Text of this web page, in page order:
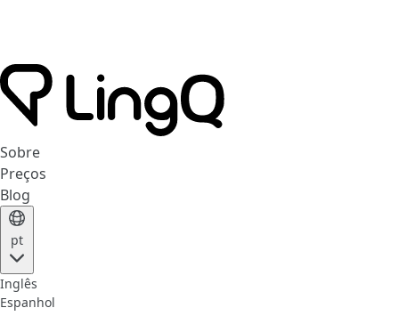
Sobre
Preços
Blog
pt
Inglês
Espanhol